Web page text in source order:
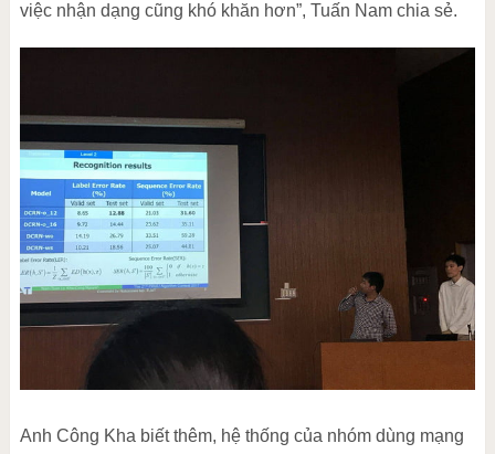
việc nhận dạng cũng khó khăn hơn”, Tuấn Nam chia sẻ.
Anh Công Kha biết thêm, hệ thống của nhóm dùng mạng